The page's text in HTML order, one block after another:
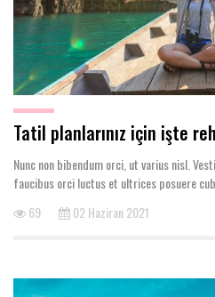
Tatil planlarınız için işte
Nunc non bibendum orci, ut varius nisl.
faucibus orci luctus et ultrices posuere
69
02 Haziran 2021